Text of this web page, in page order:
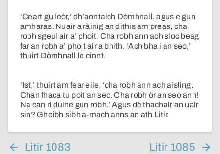
‘Ceart gu leòr,’ dh’aontaich Dòmhnall, agus e gun
amharas. Nuair a ràinig an dithis am preas, cha
robh sgeul air a’ phoit. Cha robh ann ach sloc beag
far an robh a’ phoit air a bhith. ‘Ach bha i an seo,’
thuirt Dòmhnall le cinnt.
‘Ist,’ thuirt am fear eile, ‘cha robh ann ach aisling.
Chan fhaca tu poit an seo. Cha robh òr an seo ann!
Na can ri duine gun robh.’ Agus dè thachair an uair
sin? Gheibh sibh a-mach anns an ath Litir.
Litir 1083 Litir 1085